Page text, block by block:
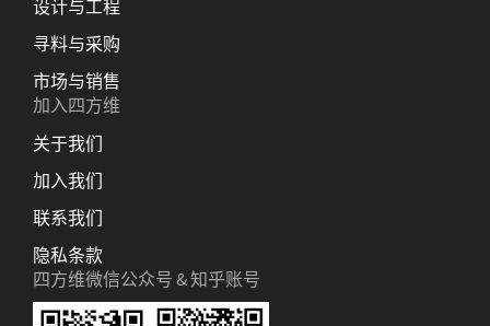
设计与工程
寻料与采购
市场与销售
加入四方维
关于我们
加入我们
联系我们
隐私条款
四方维微信公众号 & 知乎账号